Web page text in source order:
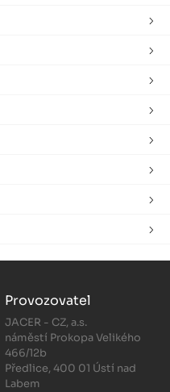
Provozovatel
JACER - CZ, a.s.
náměstí Prokopa Velikého
466/12b
Předlice, 400 01 Ústí nad
Labem